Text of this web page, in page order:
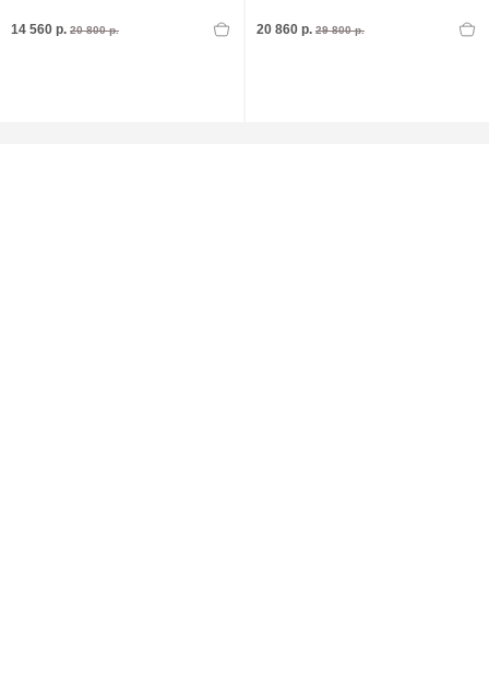
14 560 р. 20 800 р. 20 860 р. 29 800 р.